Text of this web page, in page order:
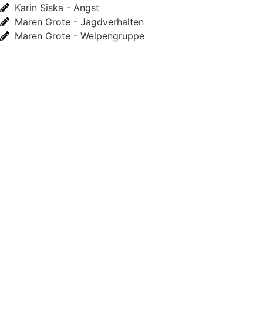
Karin Siska - Angst
Maren Grote - Jagdverhalten
Maren Grote - Welpengruppe